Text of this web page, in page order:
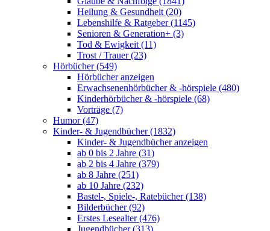
Heilung & Gesundheit (20)
Lebenshilfe & Ratgeber (1145)
Senioren & Generation+ (3)
Tod & Ewigkeit (11)
Trost / Trauer (23)
Hörbücher (549)
Hörbücher anzeigen
Erwachsenenhörbücher & -hörspiele (480)
Kinderhörbücher & -hörspiele (68)
Vorträge (7)
Humor (47)
Kinder- & Jugendbücher (1832)
Kinder- & Jugendbücher anzeigen
ab 0 bis 2 Jahre (31)
ab 2 bis 4 Jahre (379)
ab 8 Jahre (251)
ab 10 Jahre (232)
Bastel-, Spiele-, Ratebücher (138)
Bilderbücher (92)
Erstes Lesealter (476)
Jugendbücher (313)